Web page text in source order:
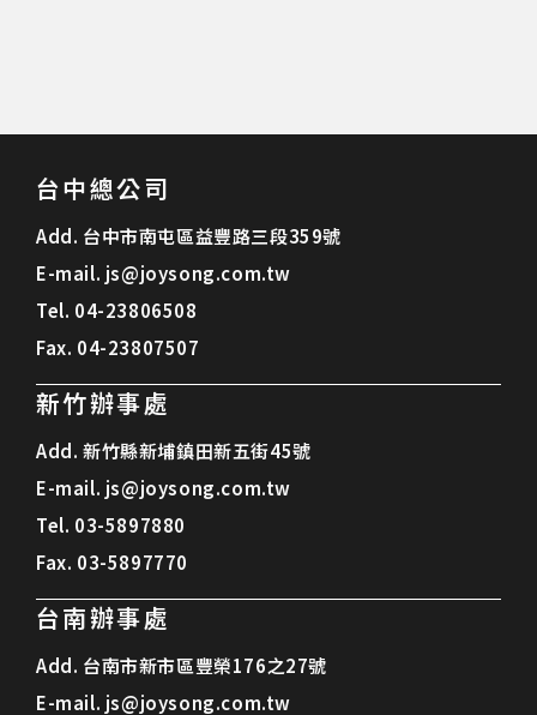
台中總公司
Add. 台中市南屯區益豐路三段359號
E-mail. js@joysong.com.tw
Tel. 04-23806508
Fax. 04-23807507
新竹辦事處
Add. 新竹縣新埔鎮田新五街45號
E-mail. js@joysong.com.tw
Tel. 03-5897880
Fax. 03-5897770
台南辦事處
Add. 台南市新市區豐榮176之27號
E-mail. js@joysong.com.tw